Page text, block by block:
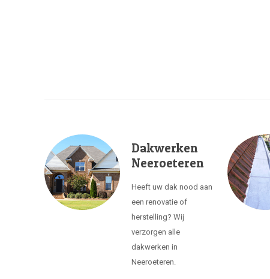
Dakwerken
Neeroeteren
Heeft uw dak nood aan
een renovatie of
herstelling? Wij
verzorgen alle
dakwerken in
Neeroeteren.